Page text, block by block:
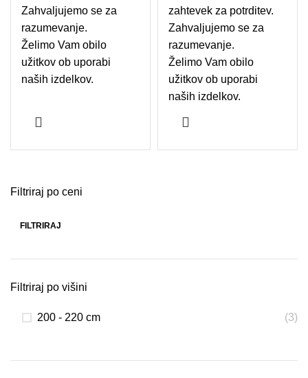
Filtriraj po ceni
Min cena
Max cena
FILTRIRAJ
Filtriraj po višini
200 - 220 cm (3)
Zahvaljujemo se za
razumevanje.
Želimo Vam obilo
užitkov ob uporabi
naših izdelkov.
zahtevek za potrditev.
Zahvaljujemo se za
razumevanje.
Želimo Vam obilo
užitkov ob uporabi
naših izdelkov.